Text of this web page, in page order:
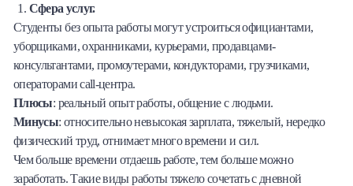
Сфера услуг.
Студенты без опыта работы могут устроиться официантами,
уборщиками, охранниками, курьерами, продавцами-
консультантами, промоутерами, кондукторами, грузчиками,
операторами call-центра.
Плюсы: реальный опыт работы, общение с людьми.
Минусы: относительно невысокая зарплата, тяжелый, нередко
физический труд, отнимает много времени и сил.
Чем больше времени отдаешь работе, тем больше можно
заработать. Такие виды работы тяжело сочетать с дневной